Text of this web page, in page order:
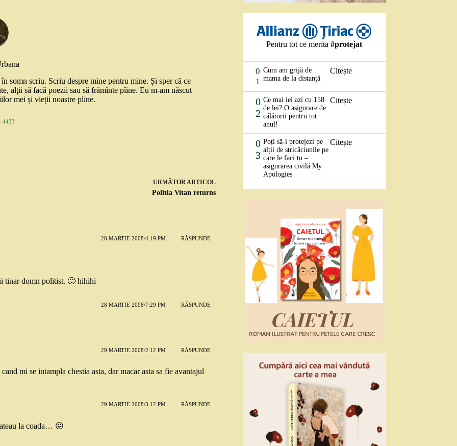
somn scriu. Scriu despre mine pentru mine. Și sper că ce
alții să facă poezii sau să frămînte pîine. Eu m-am născut
mei și vieții noastre pline.
4433
URMĂTOR ARTICOL
Politia Vitan returns
28 MARTIE 2008/4:19 PM RĂSPUNDE
tinar domn politist. 🙂 hihihi
28 MARTIE 2008/7:29 PM RĂSPUNDE
29 MARTIE 2008/2:12 PM RĂSPUNDE
mi se intampla chestia asta, dar macar asta sa fie avantajul
29 MARTIE 2008/3:12 PM RĂSPUNDE
la coada… 😛
Pentru tot ce merita#protejat
0
1
Cum am grijă de
mama de la distanță
Citește
0
2
Ce mai iei azi cu 158
de lei? O asigurare de
călătorii pentru tot
anul!
Citește
0
3
Poți să-i protejezi pe
alții de stricăciunile pe
care le faci tu –
asigurarea civilă My
Apologies
Citește